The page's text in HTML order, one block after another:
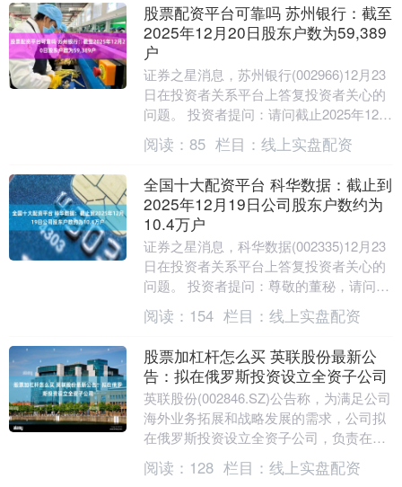
股票配资平台可靠吗 苏州银行：截至
2025年12月20日股东户数为59,389
户
证券之星消息，苏州银行(002966)12月23
日在投资者关系平台上答复投资者关心的
问题。 投资者提问：请问截止2025年12月
20日股东人数是多少？ 苏州银行....
阅读： 85 栏目： 线上实盘配资
全国十大配资平台 科华数据：截止到
2025年12月19日公司股东户数约为
10.4万户
证券之星消息，科华数据(002335)12月23
日在投资者关系平台上答复投资者关心的
问题。 投资者提问：尊敬的董秘，请问截
止到12月19日收盘，最新的股东人数是....
阅读： 154 栏目： 线上实盘配资
股票加杠杆怎么买 英联股份最新公
告：拟在俄罗斯投资设立全资子公司
英联股份(002846.SZ)公告称，为满足公司
海外业务拓展和战略发展的需求，公司拟
在俄罗斯投资设立全资子公司，负责在俄
罗斯开展金属制品包装易开盖产品的市场
开拓....
阅读： 128 栏目： 线上实盘配资